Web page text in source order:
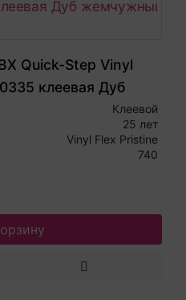
Quick-Step Vinyl
клеевая Дуб
Клеевой
25 лет
Vinyl Flex Pristine
740